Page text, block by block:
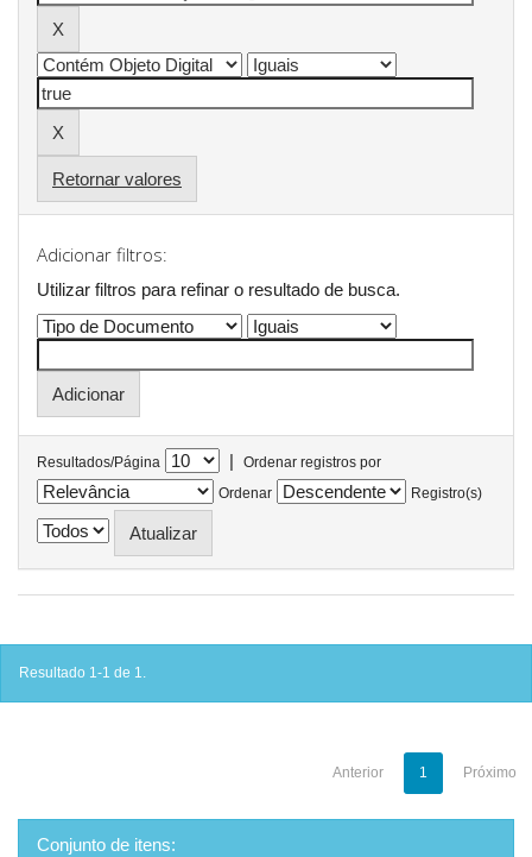
Retornar valores
Adicionar filtros:
Utilizar filtros para refinar o resultado de busca.
Resultados/Página |
Ordenar registros por
Ordenar
Registro(s)
Resultado 1-1 de 1.
Anterior 1 Próximo
Conjunto de itens: